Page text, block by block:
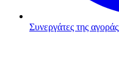
Συνεργάτες της αγοράς